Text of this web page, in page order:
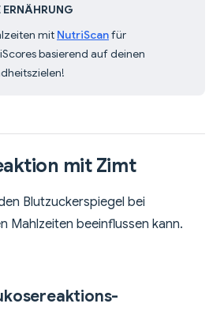
ERNÄHRUNG
mit NutriScanfür
basierend auf deinen
mit Zimt
Blutzuckerspiegel bei
Mahlzeiten beeinflussen kann.